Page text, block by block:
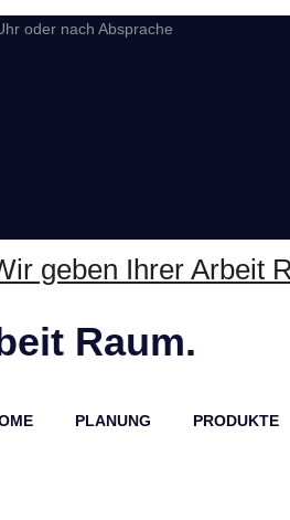
oder nach Absprache
Raum.
PLANUNG PRODUKTE